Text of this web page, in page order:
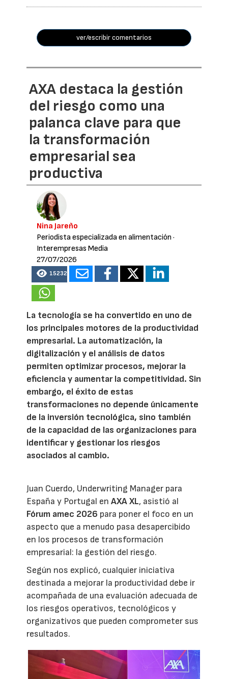
ver/escribir comentarios
AXA destaca la gestión
del riesgo como una
palanca clave para que
la transformación
empresarial sea
productiva
Nina Jareño
Periodista especializada en alimentación ·
Interempresas Media
27/07/2026
15232
La tecnología se ha convertido en uno de
los principales motores de la productividad
empresarial. La automatización, la
digitalización y el análisis de datos
permiten optimizar procesos, mejorar la
eficiencia y aumentar la competitividad. Sin
embargo, el éxito de estas
transformaciones no depende únicamente
de la inversión tecnológica, sino también
de la capacidad de las organizaciones para
identificar y gestionar los riesgos
asociados al cambio.
Juan Cuerdo, Underwriting Manager para
España y Portugal enAXA XL, asistió al
Fórum amec 2026 para poner el foco en un
aspecto que a menudo pasa desapercibido
en los procesos de transformación
empresarial: la gestión del riesgo.
Según nos explicó, cualquier iniciativa
destinada a mejorar la productividad debe ir
acompañada de una evaluación adecuada de
los riesgos operativos, tecnológicos y
organizativos que pueden comprometer sus
resultados.